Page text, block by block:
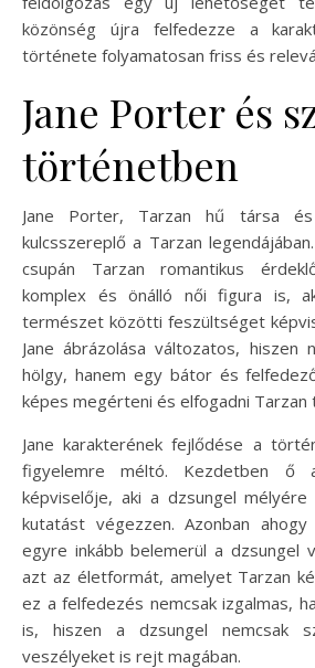
közönség újra felfedezze a
története folyamatosan friss és
Jane Porter és
történetben
Jane Porter, Tarzan hű társa
kulcsszereplő a Tarzan
csupán Tarzan romantikus
komplex és önálló női figura is,
természet közötti feszültséget
Jane ábrázolása változatos, hiszen
hölgy, hanem egy bátor és
képes megérteni és elfogadni
Jane karakterének fejlődése a
figyelemre méltó. Kezdetben ő
képviselője, aki a dzsungel
kutatást végezzen. Azonban
egyre inkább belemerül a dzsungel
azt az életformát, amelyet Tarzan
ez a felfedezés nemcsak izgalmas,
is, hiszen a dzsungel nemcsak
veszélyeket is rejt magában.